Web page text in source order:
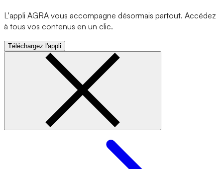
L'appli AGRA vous accompagne désormais partout. Accédez
à tous vos contenus en un clic.
Téléchargez l'appli